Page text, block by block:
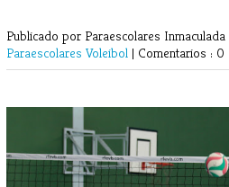
Publicado por Paraescolares Inmaculada
Paraescolares Voleibol | Comentarios : 0